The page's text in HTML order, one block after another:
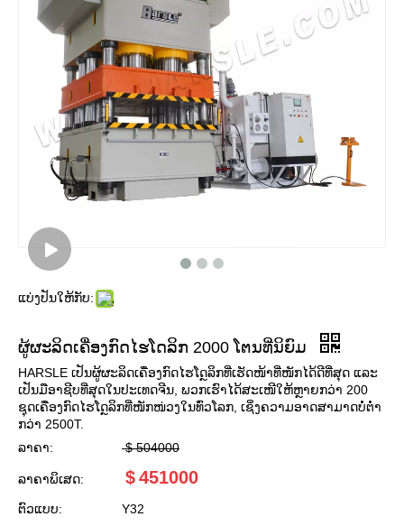
ແບ່ງປັນໃຫ້ກັບ:
ຜູ້ຜະລິດເຄື່ອງກົດໄຮໂດລິກ 2000 ໂຕນທີ່ນິຍົມ
HARSLE ເປັນຜູ້ຜະລິດເຄື່ອງກົດໄຮໂດຼລິກທີ່ເຮັດໜ້າທີ່ໜັກໄດ້ດີທີ່ສຸດ ແລະ
ເປັນມືອາຊີບທີ່ສຸດໃນປະເທດຈີນ, ພວກເຮົາໄດ້ສະເໜີໃຫ້ຫຼາຍກວ່າ 200
ຊຸດເຄື່ອງກົດໄຮໂດຼລິກທີ່ໜັກໜ່ວງໃນທົ່ວໂລກ, ເຊິ່ງຄວາມອາດສາມາດບໍ່ຕ່ຳ
ກວ່າ 2500T.
ລາຄາ:
$ 504000
ລາຄາພິເສດ: $451000
ຕົວແບບ:
Y32